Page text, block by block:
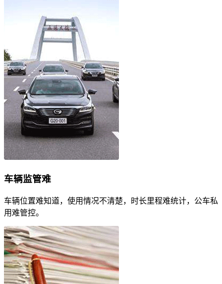
车辆监管难
车辆位置难知道，使用情况不清楚，时长里程难统计，公车私
用难管控。